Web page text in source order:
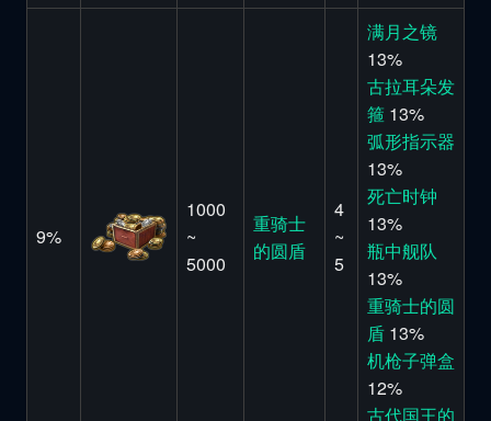
9%
1000
~
5000
重骑士
的圆盾
4
~
5
满月之镜
13%
古拉耳朵发
箍 13%
弧形指示器
13%
死亡时钟
13%
瓶中舰队
13%
重骑士的圆
盾 13%
机枪子弹盒
12%
古代国王的